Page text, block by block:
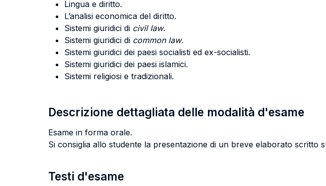
Lingua e diritto.
L’analisi economica del diritto.
Sistemi giuridici di civil law.
Sistemi giuridici di common law.
Sistemi giuridici dei paesi socialisti ed ex-socialisti.
Sistemi giuridici dei paesi islamici.
Sistemi religiosi e tradizionali.
Descrizione dettagliata delle modalità d'esame
Esame in forma orale.
Si consiglia allo studente la presentazione di un breve elaborato
Testi d'esame